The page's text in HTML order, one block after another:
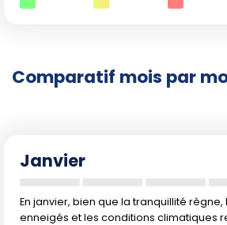
Comparatif mois par
Janvier
En janvier, bien que la tranquillité règne,
enneigés et les conditions climatiques